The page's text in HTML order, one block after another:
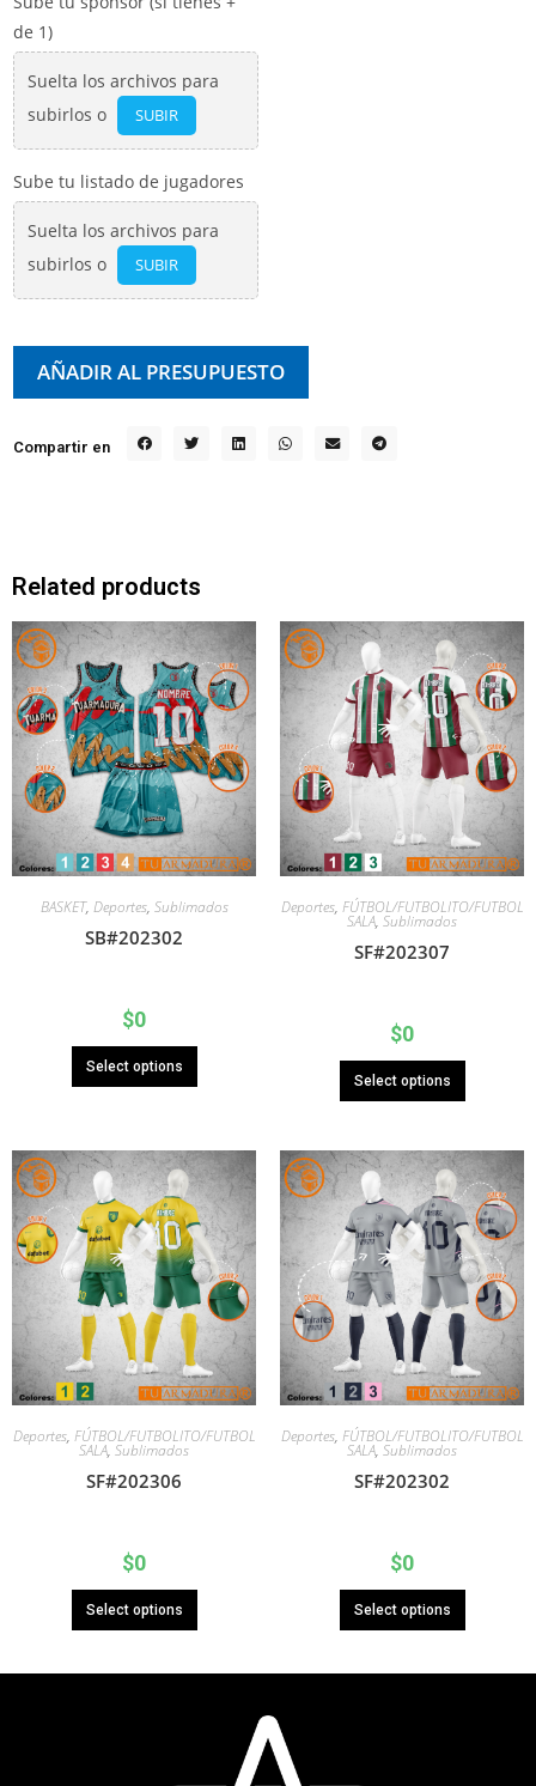
de 1)
Suelta los archivos para
subirlos o
SUBIR
Sube tu listado de jugadores
Suelta los archivos para
subirlos o
SUBIR
AÑADIR AL PRESUPUESTO
Compartir en
Related products
BASKET, Deportes, Sublimados
SB#202302
$0
Select options
Deportes, FÚTBOL/FUTBOLITO/FUTBOL
SALA, Sublimados
SF#202307
$0
Select options
Deportes, FÚTBOL/FUTBOLITO/FUTBOL
SALA, Sublimados
SF#202306
$0
Select options
Deportes, FÚTBOL/FUTBOLITO/FUTBOL
SALA, Sublimados
SF#202302
$0
Select options